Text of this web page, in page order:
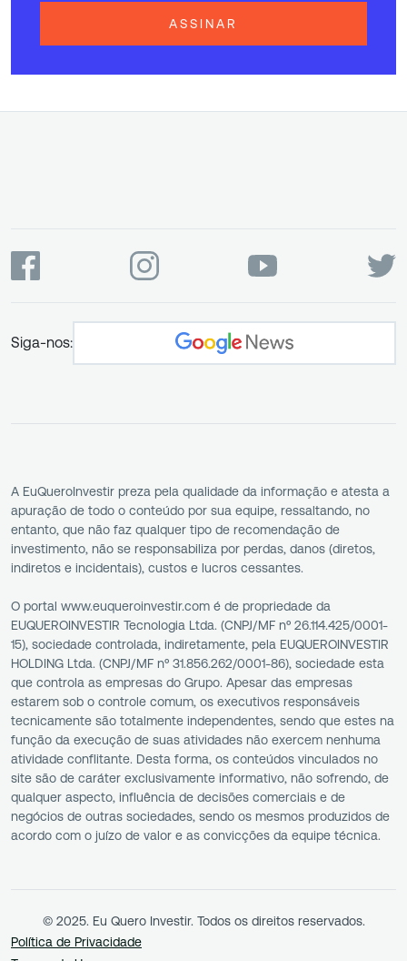
ASSINAR
Siga-nos:
A EuQueroInvestir preza pela qualidade da informação e atesta a
apuração de todo o conteúdo por sua equipe, ressaltando, no
entanto, que não faz qualquer tipo de recomendação de
investimento, não se responsabiliza por perdas, danos (diretos,
indiretos e incidentais), custos e lucros cessantes.
O portal www.euqueroinvestir.com é de propriedade da
EUQUEROINVESTIR Tecnologia Ltda. (CNPJ/MF nº 26.114.425/0001-
15), sociedade controlada, indiretamente, pela EUQUEROINVESTIR
HOLDING Ltda. (CNPJ/MF nº 31.856.262/0001-86), sociedade esta
que controla as empresas do Grupo. Apesar das empresas
estarem sob o controle comum, os executivos responsáveis
tecnicamente são totalmente independentes, sendo que estes na
função da execução de suas atividades não exercem nenhuma
atividade conflitante. Desta forma, os conteúdos vinculados no
site são de caráter exclusivamente informativo, não sofrendo, de
qualquer aspecto, influência de decisões comerciais e de
negócios de outras sociedades, sendo os mesmos produzidos de
acordo com o juízo de valor e as convicções da equipe técnica.
© 2025. Eu Quero Investir. Todos os direitos reservados.
Política de Privacidade